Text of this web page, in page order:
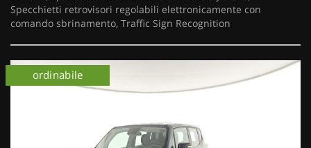
Specchietti retrovisori regolabili elettronicamente con
comando sbrinamento, Traffic Sign Recognition
ordinabile